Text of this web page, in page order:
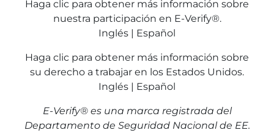
Haga clic para obtener más información sobre
nuestra participación en E-Verify®.
Inglés | Español
Haga clic para obtener más información sobre
su derecho a trabajar en los Estados Unidos.
Inglés | Español
E-Verify® es una marca registrada del
Departamento de Seguridad Nacional de EE.